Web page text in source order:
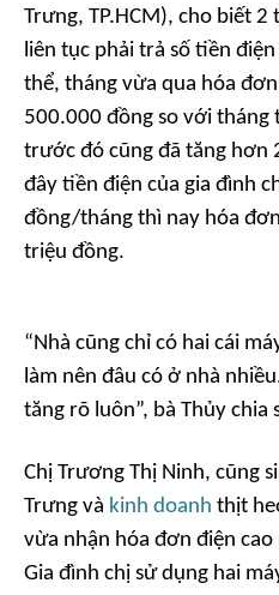
Trưng, TP.HCM), cho biết 2
liên tục phải trả số tiền
thể, tháng vừa qua hóa
500.000 đồng so với
trước đó cũng đã tăng hơn
đây tiền điện của gia đình
đồng/tháng thì nay hóa
triệu đồng.
“Nhà cũng chỉ có hai cái
làm nên đâu có ở nhà
tăng rõ luôn”, bà Thủy chia
Chị Trương Thị Ninh, cũng
Trưng và kinh doanh thịt
vừa nhận hóa đơn điện
Gia đình chị sử dụng hai